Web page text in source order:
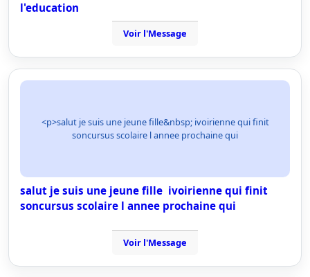
l'education
Voir l'Message
<p>salut je suis une jeune fille&nbsp; ivoirienne qui finit
soncursus scolaire l annee prochaine qui
salut je suis une jeune fille ivoirienne qui finit
soncursus scolaire l annee prochaine qui
Voir l'Message